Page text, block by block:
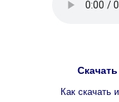
Как скачать